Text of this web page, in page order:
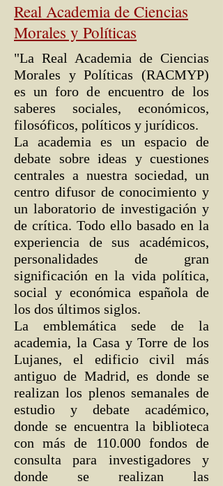
Real Academia de Ciencias
Morales y Políticas
"La Real Academia de Ciencias
Morales y Políticas (RACMYP)
es un foro de encuentro de los
saberes sociales, económicos,
filosóficos, políticos y jurídicos.
La academia es un espacio de
debate sobre ideas y cuestiones
centrales a nuestra sociedad, un
centro difusor de conocimiento y
un laboratorio de investigación y
de crítica. Todo ello basado en la
experiencia de sus académicos,
personalidades de gran
significación en la vida política,
social y económica española de
los dos últimos siglos.
La emblemática sede de la
academia, la Casa y Torre de los
Lujanes, el edificio civil más
antiguo de Madrid, es donde se
realizan los plenos semanales de
estudio y debate académico,
donde se encuentra la biblioteca
con más de 110.000 fondos de
consulta para investigadores y
donde se realizan las